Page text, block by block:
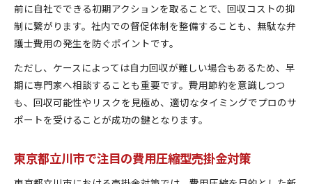
前に自社でできる初期アクションを取ることで、回収コストの抑
制に繋がります。社内での督促体制を整備することも、無駄な弁
護士費用の発生を防ぐポイントです。
ただし、ケースによっては自力回収が難しい場合もあるため、早
期に専門家へ相談することも重要です。費用節約を意識しつつ
も、回収可能性やリスクを見極め、適切なタイミングでプロのサ
ポートを受けることが成功の鍵となります。
東京都立川市で注目の費用圧縮型売掛金対策